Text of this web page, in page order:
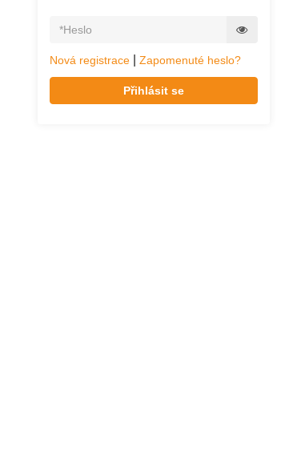
Nová registrace Zapomenuté heslo?
Přihlásit se